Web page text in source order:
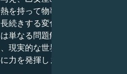
を持って物事に取り組む姿
続きする変化をもたらす力を
単なる問題解決者ではありま
現実的な世界観を持っている
力を発揮します。